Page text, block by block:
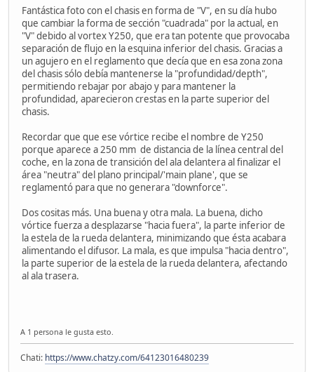
Fantástica foto con el chasis en forma de "V", en su día hubo
que cambiar la forma de sección "cuadrada" por la actual, en
"V" debido al vortex Y250, que era tan potente que provocaba
separación de flujo en la esquina inferior del chasis. Gracias a
un agujero en el reglamento que decía que en esa zona zona
del chasis sólo debía mantenerse la "profundidad/depth",
permitiendo rebajar por abajo y para mantener la
profundidad, aparecieron crestas en la parte superior del
chasis.
Recordar que que ese vórtice recibe el nombre de Y250
porque aparece a 250 mm de distancia de la línea central del
coche, en la zona de transición del ala delantera al finalizar el
área "neutra" del plano principal/'main plane', que se
reglamentó para que no generara "downforce".
Dos cositas más. Una buena y otra mala. La buena, dicho
vórtice fuerza a desplazarse "hacia fuera", la parte inferior de
la estela de la rueda delantera, minimizando que ésta acabara
alimentando el difusor. La mala, es que impulsa "hacia dentro",
la parte superior de la estela de la rueda delantera, afectando
al ala trasera.
A 1 persona le gusta esto.
Chati: https://www.chatzy.com/64123016480239